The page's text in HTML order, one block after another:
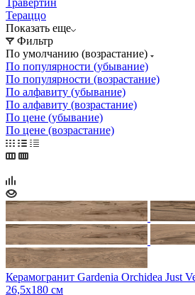
Тераццо
Показать еще
Фильтр
По умолчанию (возрастание)
По популярности (убывание)
По популярности (возрастание)
По алфавиту (убывание)
По алфавиту (возрастание)
По цене (убывание)
По цене (возрастание)
Керамогранит Gardenia Orchidea Just
26,5x180 см